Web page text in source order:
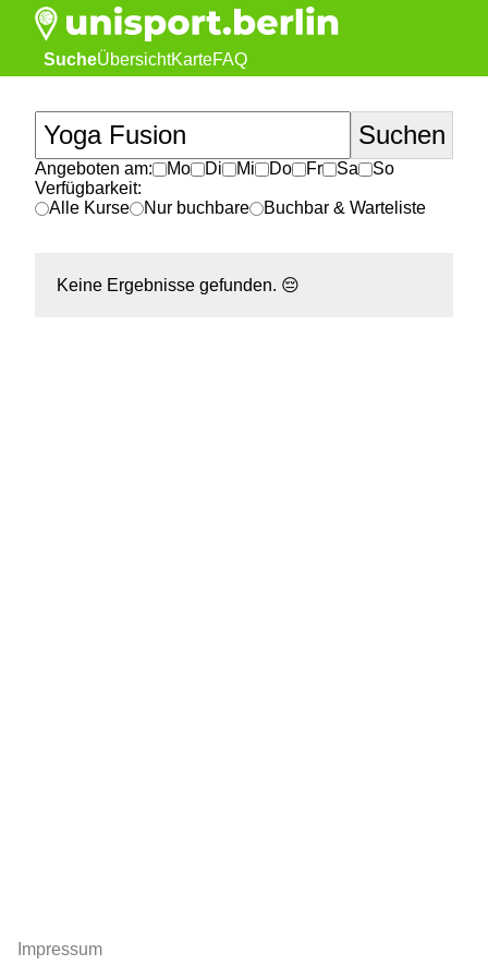
SucheÜbersichtKarteFAQ
Angeboten am: Mo Di Mi Do Fr Sa
So
Verfügbarkeit:
Alle Kurse
Nur buchbare Buchbar & Warteliste
Keine Ergebnisse gefunden. 😔
Impressum